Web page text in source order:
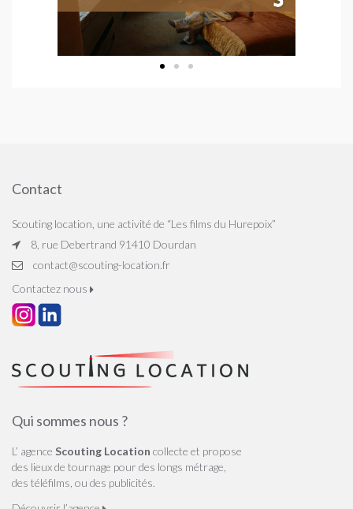
Contact
Scouting location, une activité de “Les films du Hurepoix”
8, rue Debertrand 91410 Dourdan
contact@scouting-location.fr
Contactez nous
Qui sommes nous ?
L’ agence Scouting Location collecte et propose
des lieux de tournage pour des longs métrage,
des téléfilms, ou des publicités.